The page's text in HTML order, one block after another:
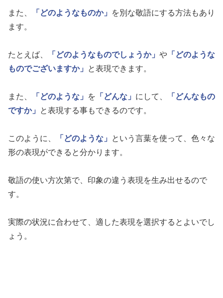
また、 「どのようなものか」
を別な敬語にする方法もあり
ます。
たとえば、 「どのようなものでしょうか」 や 「どのような
ものでございますか」
と表現できます。
また、 「どのような」 を 「どんな」 にして、
「どんなもの
ですか」
と表現する事もできるのです。
このように、 「どのような」
という言葉を使って、色々な
形の表現ができると分かります。
敬語の使い方次第で、印象の違う表現を生み出せるので
す。
実際の状況に合わせて、適した表現を選択するとよいでし
ょう。